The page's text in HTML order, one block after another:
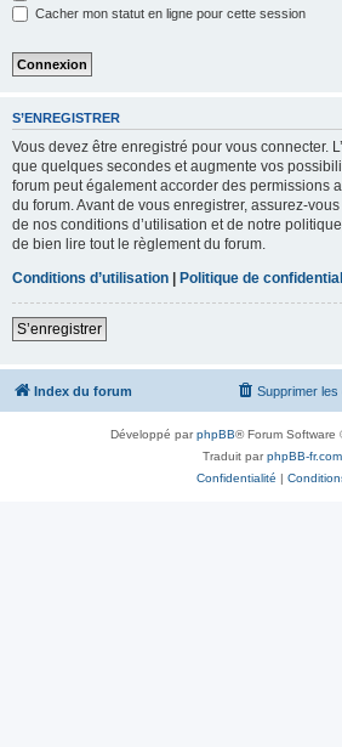
Cacher mon statut en ligne pour cette session
S’ENREGISTRER
Vous devez être enregistré pour vous connecter.
que quelques secondes et augmente vos
forum peut également accorder des permissions
du forum. Avant de vous enregistrer, assurez-
de nos conditions d’utilisation et de notre
de bien lire tout le règlement du forum.
Conditions d’utilisation | Politique de
S’enregistrer
Index du forum Supprimer les
Développé parphpBB® Forum Software
Traduit parphpBB-fr.com
Confidentialité |